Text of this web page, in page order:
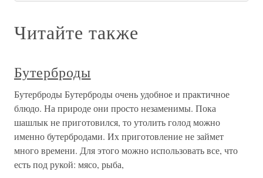
Читайте также
Бутерброды
Бутерброды Бутерброды очень удобное и практичное
блюдо. На природе они просто незаменимы. Пока
шашлык не приготовился, то утолить голод можно
именно бутербродами. Их приготовление не займет
много времени. Для этого можно использовать все, что
есть под рукой: мясо, рыба,